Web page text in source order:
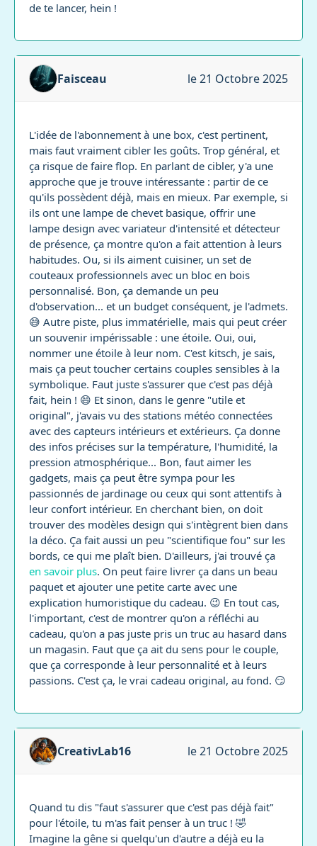
de te lancer, hein !
Faisceau le 21 Octobre 2025
L'idée de l'abonnement à une box, c'est pertinent,
mais faut vraiment cibler les goûts. Trop général, et
ça risque de faire flop. En parlant de cibler, y'a une
approche que je trouve intéressante : partir de ce
qu'ils possèdent déjà, mais en mieux. Par exemple, si
ils ont une lampe de chevet basique, offrir une
lampe design avec variateur d'intensité et détecteur
de présence, ça montre qu'on a fait attention à leurs
habitudes. Ou, si ils aiment cuisiner, un set de
couteaux professionnels avec un bloc en bois
personnalisé. Bon, ça demande un peu
d'observation... et un budget conséquent, je l'admets.
😅 Autre piste, plus immatérielle, mais qui peut créer
un souvenir impérissable : une étoile. Oui, oui,
nommer une étoile à leur nom. C'est kitsch, je sais,
mais ça peut toucher certains couples sensibles à la
symbolique. Faut juste s'assurer que c'est pas déjà
fait, hein ! 😄 Et sinon, dans le genre "utile et
original", j'avais vu des stations météo connectées
avec des capteurs intérieurs et extérieurs. Ça donne
des infos précises sur la température, l'humidité, la
pression atmosphérique... Bon, faut aimer les
gadgets, mais ça peut être sympa pour les
passionnés de jardinage ou ceux qui sont attentifs à
leur confort intérieur. En cherchant bien, on doit
trouver des modèles design qui s'intègrent bien dans
la déco. Ça fait aussi un peu "scientifique fou" sur les
bords, ce qui me plaît bien. D'ailleurs, j'ai trouvé ça
en savoir plus. On peut faire livrer ça dans un beau
paquet et ajouter une petite carte avec une
explication humoristique du cadeau. 😉 En tout cas,
l'important, c'est de montrer qu'on a réfléchi au
cadeau, qu'on a pas juste pris un truc au hasard dans
un magasin. Faut que ça ait du sens pour le couple,
que ça corresponde à leur personnalité et à leurs
passions. C'est ça, le vrai cadeau original, au fond. 😏
CreativLab16 le 21 Octobre 2025
Quand tu dis "faut s'assurer que c'est pas déjà fait"
pour l'étoile, tu m'as fait penser à un truc ! 🤣
Imagine la gêne si quelqu'un d'autre a déjà eu la